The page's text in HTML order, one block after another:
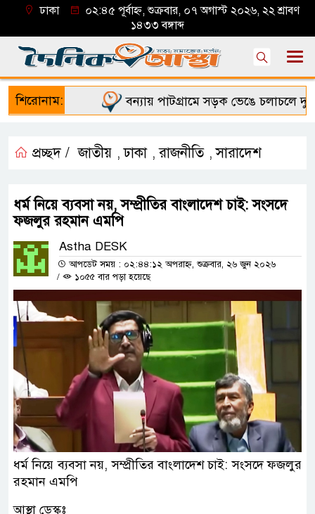
ঢাকা
০২:৪৫ পূর্বাহ্ন, শুক্রবার, ০৭ অগাস্ট ২০২৬, ২২ শ্রাবণ
১৪৩৩ বঙ্গাব্দ
শিরোনাম: বন্যায় পাটগ্রামে সড়ক ভেঙে চলাচলে দুর্ভোগ
প্রচ্ছদ / জাতীয় ,ঢাকা ,রাজনীতি ,সারাদেশ
ধর্ম নিয়ে ব্যবসা নয়, সম্প্রীতির বাংলাদেশ চাই: সংসদে
ফজলুর রহমান এমপি
Astha DESK
আপডেট সময় : ০২:৪৪:১২ অপরাহ্ন, শুক্রবার, ২৬ জুন ২০২৬
/
১০৫৫ বার পড়া হয়েছে
ধর্ম নিয়ে ব্যবসা নয়, সম্প্রীতির বাংলাদেশ চাই: সংসদে ফজলুর
রহমান এমপি
আস্থা ডেস্কঃ